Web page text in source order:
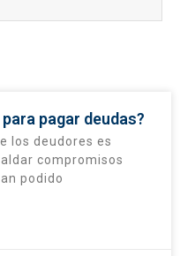
pagar deudas?
los deudores es
compromisos
podido